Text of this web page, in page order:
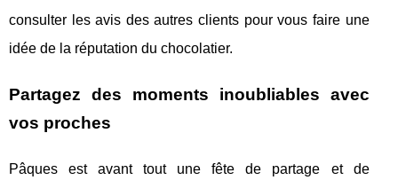
consulter les avis des autres clients pour vous faire une
idée de la réputation du chocolatier.
Partagez des moments inoubliables avec
vos proches
Pâques est avant tout une fête de partage et de